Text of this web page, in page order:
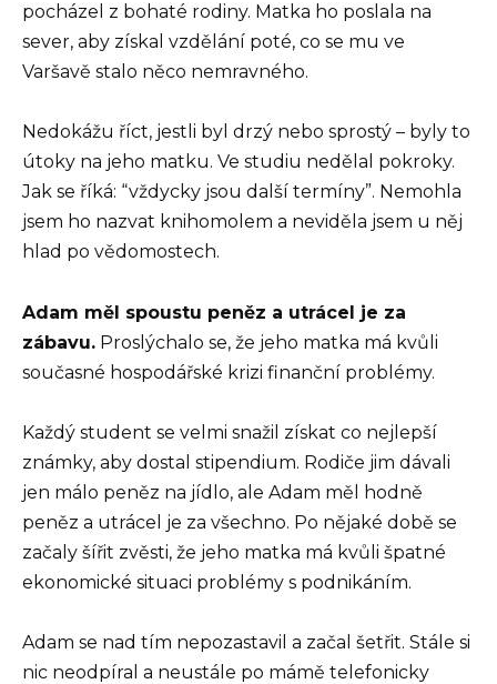
pocházel z bohaté rodiny. Matka ho poslala na
sever, aby získal vzdělání poté, co se mu ve
Varšavě stalo něco nemravného.
Nedokážu říct, jestli byl drzý nebo sprostý – byly to
útoky na jeho matku. Ve studiu nedělal pokroky.
Jak se říká: “vždycky jsou další termíny”. Nemohla
jsem ho nazvat knihomolem a neviděla jsem u něj
hlad po vědomostech.
Adam měl spoustu peněz a utrácel je za
zábavu. Proslýchalo se, že jeho matka má kvůli
současné hospodářské krizi finanční problémy.
Každý student se velmi snažil získat co nejlepší
známky, aby dostal stipendium. Rodiče jim dávali
jen málo peněz na jídlo, ale Adam měl hodně
peněz a utrácel je za všechno. Po nějaké době se
začaly šířit zvěsti, že jeho matka má kvůli špatné
ekonomické situaci problémy s podnikáním.
Adam se nad tím nepozastavil a začal šetřit. Stále si
nic neodpíral a neustále po mámě telefonicky